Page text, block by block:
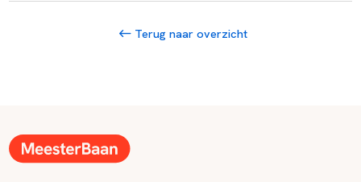
Terug naar overzicht